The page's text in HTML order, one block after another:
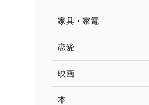
家具・家電
恋愛
映画
本